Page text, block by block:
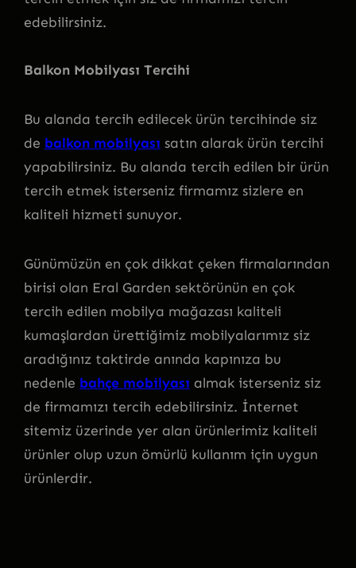
edebilirsiniz.
Balkon Mobilyası Tercihi
Bu alanda tercih edilecek ürün tercihinde siz
de balkon mobilyası satın alarak ürün tercihi
yapabilirsiniz. Bu alanda tercih edilen bir ürün
tercih etmek isterseniz firmamız sizlere en
kaliteli hizmeti sunuyor.
Günümüzün en çok dikkat çeken firmalarından
birisi olan Eral Garden sektörünün en çok
tercih edilen mobilya mağazası kaliteli
kumaşlardan ürettiğimiz mobilyalarımız siz
aradığınız taktirde anında kapınıza bu
nedenle bahçe mobilyası almak isterseniz siz
de firmamızı tercih edebilirsiniz. İnternet
sitemiz üzerinde yer alan ürünlerimiz kaliteli
ürünler olup uzun ömürlü kullanım için uygun
ürünlerdir.